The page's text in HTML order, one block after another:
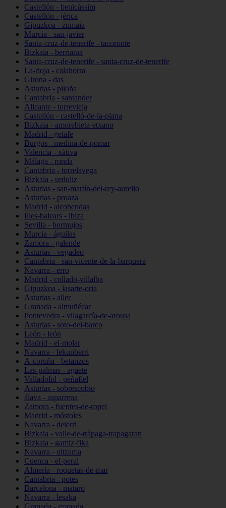
Castellón - benicàssim
Castellón - jérica
Gipuzkoa - zumaia
Murcia - san-javier
Santa-cruz-de-tenerife - tacoronte
Bizkaia - berriatua
Santa-cruz-de-tenerife - santa-cruz-de-tenerife
La-rioja - calahorra
Girona - das
Asturias - piloña
Cantabria - santander
Alicante - torrevieja
Castellón - castelló-de-la-plana
Bizkaia - amorebieta-etxano
Madrid - getafe
Burgos - medina-de-pomar
Valencia - xàtiva
Málaga - ronda
Cantabria - torrelavega
Bizkaia - urduliz
Asturias - san-martín-del-rey-aurelio
Asturias - proaza
Madrid - alcobendas
Illes-balears - ibiza
Sevilla - bormujos
Murcia - águilas
Zamora - galende
Asturias - vegadeo
Cantabria - san-vicente-de-la-barquera
Navarra - erro
Madrid - collado-villalba
Gipuzkoa - lasarte-oria
Asturias - aller
Granada - almuñécar
Pontevedra - vilagarcía-de-arousa
Asturias - soto-del-barco
León - león
Madrid - el-molar
Navarra - lekunberri
A-coruña - betanzos
Las-palmas - agaete
Valladolid - peñafiel
Asturias - sobrescobio
álava - asparrena
Zamora - fuentes-de-ropel
Madrid - móstoles
Navarra - deierri
Bizkaia - valle-de-trápaga-trapagaran
Bizkaia - gamiz-fika
Navarra - ultzama
Cuenca - el-peral
Almería - roquetas-de-mar
Cantabria - potes
Barcelona - mataró
Navarra - lesaka
Granada - granada